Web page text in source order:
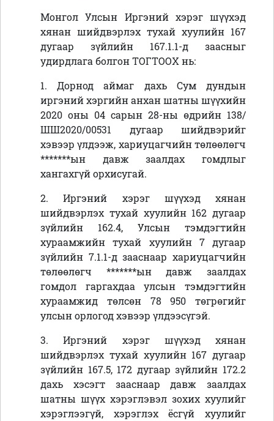
Монгол Улсын Иргэний хэрэг шүүхэд
хянан шийдвэрлэх тухай хуулийн 167
дугаар зүйлийн 167.1.1-д заасныг
удирдлага болгон ТОГТООХ нь:
1. Дорнод аймаг дахь Сум дундын
иргэний хэргийн анхан шатны шүүхийн
2020 оны 04 сарын 28-ны өдрийн 138/
ШШ2020/00531 дугаар шийдвэрийг
хэвээр үлдээж, хариуцагчийн төлөөлөгч
*******ын давж заалдах гомдлыг
хангахгүй орхисугай.
2. Иргэний хэрэг шүүхэд хянан
шийдвэрлэх тухай хуулийн 162 дугаар
зүйлийн 162.4, Улсын тэмдэгтийн
хураамжийн тухай хуулийн 7 дугаар
зүйлийн 7.1.1-д зааснаар хариуцагчийн
төлөөлөгч *******ын давж заалдах
гомдол гаргахдаа улсын тэмдэгтийн
хураамжид төлсөн 78 950 төгрөгийг
улсын орлогод хэвээр үлдээсүгэй.
3. Иргэний хэрэг шүүхэд хянан
шийдвэрлэх тухай хуулийн 167 дугаар
зүйлийн 167.5, 172 дугаар зүйлийн 172.2
дахь хэсэгт зааснаар давж заалдах
шатны шүүх хэрэглэвэл зохих хуулийг
хэрэглээгүй, хэрэглэх ёсгүй хуулийг